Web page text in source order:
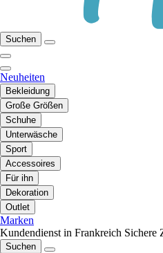
Suchen
Neuheiten
Bekleidung
Große Größen
Schuhe
Unterwäsche
Sport
Accessoires
Für ihn
Dekoration
Outlet
Marken
Kundendienst in Frankreich Sichere
Suchen